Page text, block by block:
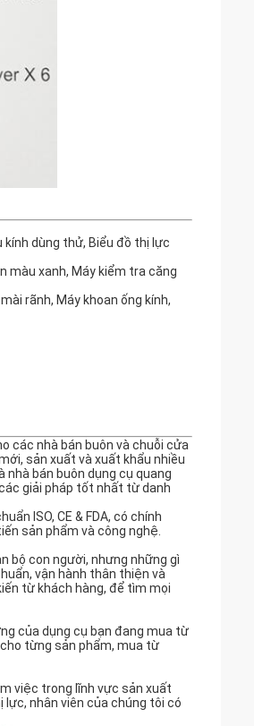
kính dùng thử, Biểu đồ thị lực
màu xanh, Máy kiểm tra căng
rãnh, Máy khoan ống kính,
các nhà bán buôn và chuỗi cửa
sản xuất và xuất khẩu nhiều
nhà bán buôn dụng cụ quang
giải pháp tốt nhất từ ​​danh
ISO, CE & FDA, có chính
sản phẩm và công nghệ.
bộ con người, nhưng những gì
vận hành thân thiện và
​​từ khách hàng, để tìm mọi
của dụng cụ bạn đang mua từ
từng sản phẩm, mua từ
việc trong lĩnh vực sản xuất
nhân viên của chúng tôi có